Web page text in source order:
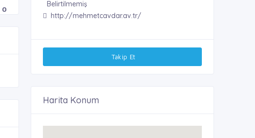
0
Belirtilmemiş
http://mehmetcavdar.av.tr/
Takip Et
Harita Konum